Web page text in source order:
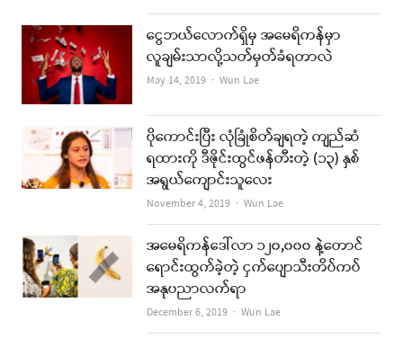
ငွေဘယ်လောက်ရှိမှ အမေရိကန်မှာ
လူချမ်းသာလို့သတ်မှတ်ခံရတာလဲ
May 14, 2019 Author
Wun Lae
ပိုကောင်းပြီး လုံခြုံစိတ်ချရတဲ့ ကျည်ဆံ
ရထားကို ဒီဇိုင်းထွင်ဖန်တီးတဲ့ (၁၃) နှစ်
အရွယ်ကျောင်းသူလေး
November 4, 2019 Author
Wun Lae
အမေရိကန်ဒေါ်လာ ၁၂၀,၀၀၀ နဲ့တောင်
ရောင်းထွက်ခဲ့တဲ့ ငှက်ပျောသီးတိပ်ကပ်
အနုပညာလက်ရာ
December 6, 2019 Author
Wun Lae